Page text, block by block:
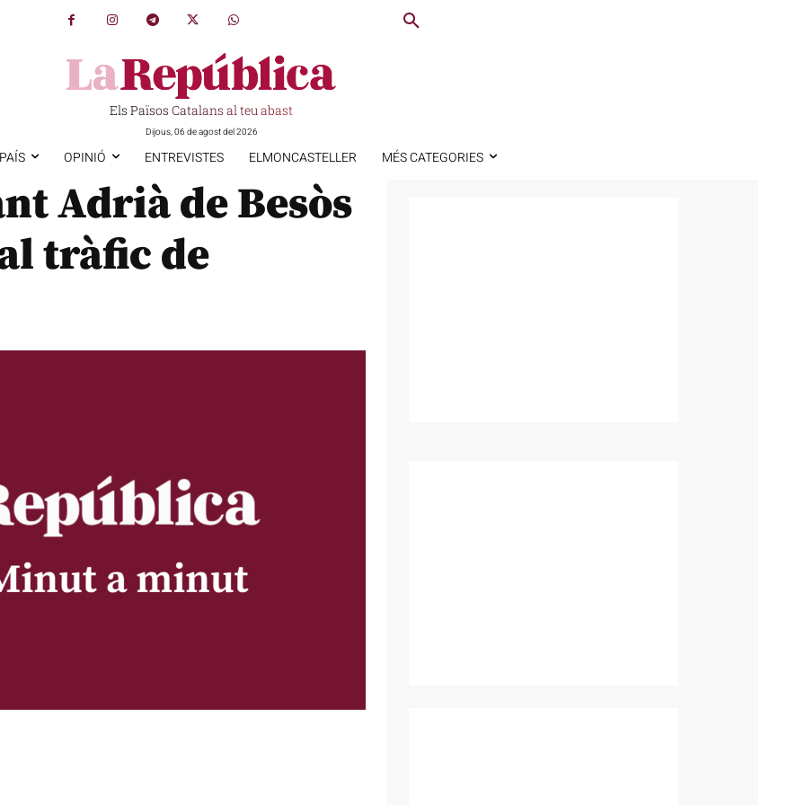
Els Països Catalans al teu abast
Dijous, 06 de agost del 2026
OPINIÓ ENTREVISTES ELMONCASTELLER MÉS CATEGORIES
Adrià de Besòs
tràfic de